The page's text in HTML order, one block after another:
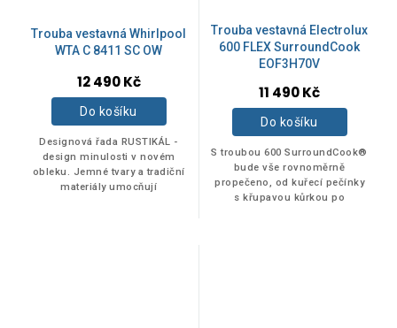
Trouba vestavná Whirlpool
WTA C 8411 SC OW
12 490 Kč
Do košíku
Designová řada RUSTIKÁL -
design minulosti v novém
obleku. Jemné tvary a tradiční
materiály umocňují
Trouba vestavná Electrolux
600 FLEX SurroundCook
EOF3H70V
11 490 Kč
Do košíku
S troubou 600 SurroundCook®
bude vše rovnoměrně
propečeno, od kuřecí pečínky
s křupavou kůrkou po